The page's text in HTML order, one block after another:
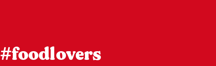
#foodlovers